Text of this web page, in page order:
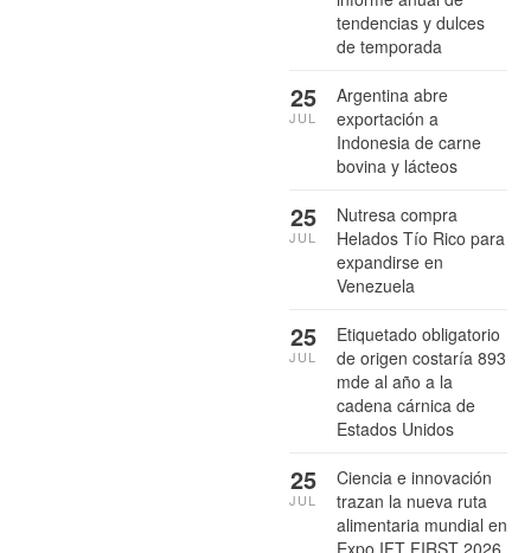
tendencias y dulces
de temporada
Argentina abre
exportación a
Indonesia de carne
bovina y lácteos
25
JUL
Nutresa compra
Helados Tío Rico para
expandirse en
Venezuela
25
JUL
Etiquetado obligatorio
de origen costaría 893
mde al año a la
cadena cárnica de
Estados Unidos
25
JUL
Ciencia e innovación
trazan la nueva ruta
alimentaria mundial en
25
JUL